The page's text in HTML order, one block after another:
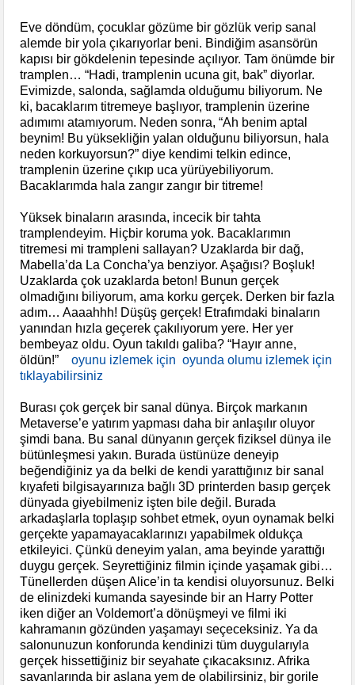
Eve döndüm, çocuklar gözüme bir gözlük verip sanal
alemde bir yola çıkarıyorlar beni. Bindiğim asansörün
kapısı bir gökdelenin tepesinde açılıyor. Tam önümde bir
tramplen… “Hadi, tramplenin ucuna git, bak” diyorlar.
Evimizde, salonda, sağlamda olduğumu biliyorum. Ne
ki, bacaklarım titremeye başlıyor, tramplenin üzerine
adımımı atamıyorum. Neden sonra, “Ah benim aptal
beynim! Bu yüksekliğin yalan olduğunu biliyorsun, hala
neden korkuyorsun?” diye kendimi telkin edince,
tramplenin üzerine çıkıp uca yürüyebiliyorum.
Bacaklarımda hala zangır zangır bir titreme!
Yüksek binaların arasında, incecik bir tahta
tramplendeyim. Hiçbir koruma yok. Bacaklarımın
titremesi mi trampleni sallayan? Uzaklarda bir dağ,
Mabella’da La Concha’ya benziyor. Aşağısı? Boşluk!
Uzaklarda çok uzaklarda beton! Bunun gerçek
olmadığını biliyorum, ama korku gerçek. Derken bir fazla
adım… Aaaahhh! Düşüş gerçek! Etrafımdaki binaların
yanından hızla geçerek çakılıyorum yere. Her yer
bembeyaz oldu. Oyun takıldı galiba? “Hayır anne,
öldün!”oyunu izlemek için oyunda olumu izlemek için
tıklayabilirsiniz
Burası çok gerçek bir sanal dünya. Birçok markanın
Metaverse’e yatırım yapması daha bir anlaşılır oluyor
şimdi bana. Bu sanal dünyanın gerçek fiziksel dünya ile
bütünleşmesi yakın. Burada üstünüze deneyip
beğendiğiniz ya da belki de kendi yarattığınız bir sanal
kıyafeti bilgisayarınıza bağlı 3D printerden basıp gerçek
dünyada giyebilmeniz işten bile değil. Burada
arkadaşlarla toplaşıp sohbet etmek, oyun oynamak belki
gerçekte yapamayacaklarınızı yapabilmek oldukça
etkileyici. Çünkü deneyim yalan, ama beyinde yarattığı
duygu gerçek. Seyrettiğiniz filmin içinde yaşamak gibi…
Tünellerden düşen Alice’in ta kendisi oluyorsunuz. Belki
de elinizdeki kumanda sayesinde bir an Harry Potter
iken diğer an Voldemort’a dönüşmeyi ve filmi iki
kahramanın gözünden yaşamayı seçeceksiniz. Ya da
salonunuzun konforunda kendinizi tüm duygularıyla
gerçek hissettiğiniz bir seyahate çıkacaksınız. Afrika
savanlarında bir aslana yem de olabilirsiniz, bir gorile